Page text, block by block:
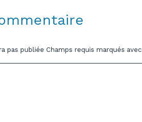
pas publiée Champs requis marqués avec